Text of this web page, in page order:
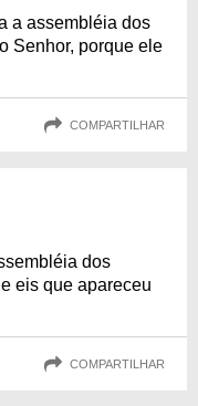
a assembléia dos
Senhor, porque ele
COMPARTILHAR
dos
eis que apareceu
COMPARTILHAR